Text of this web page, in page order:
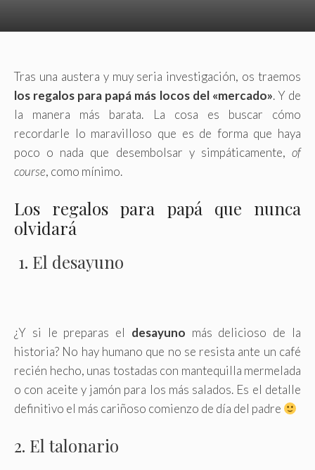
Tras una austera y muy seria investigación, os traemos
los regalos para papá más locos del «mercado». Y de
la manera más barata. La cosa es buscar cómo
recordarle lo maravilloso que es de forma que haya
poco o nada que desembolsar y simpáticamente, of
course, como mínimo.
Los regalos para papá que nunca
olvidará
1. El desayuno
¿Y si le preparas el desayuno más delicioso de la
historia? No hay humano que no se resista ante un café
recién hecho, unas tostadas con mantequilla mermelada
o con aceite y jamón para los más salados. Es el detalle
definitivo el más cariñoso comienzo de día del padre
2. El talonario